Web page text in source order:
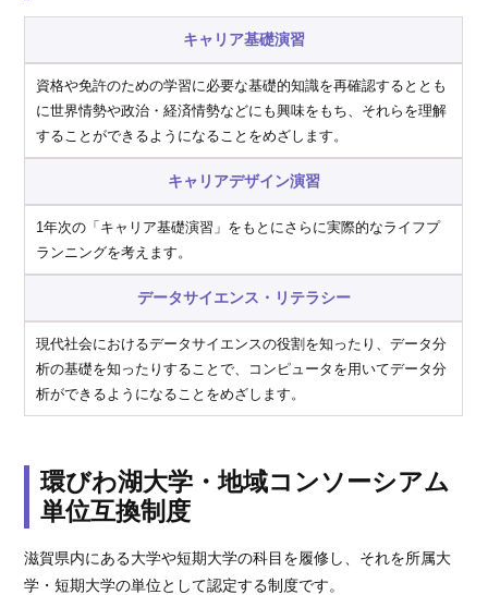
キャリア基礎演習
資格や免許のための学習に必要な基礎的知識を再確認するととも
に世界情勢や政治・経済情勢などにも興味をもち、それらを理解
することができるようになることをめざします。
キャリアデザイン演習
1年次の「キャリア基礎演習」をもとにさらに実際的なライフプ
ランニングを考えます。
データサイエンス・リテラシー
現代社会におけるデータサイエンスの役割を知ったり、データ分
析の基礎を知ったりすることで、コンピュータを用いてデータ分
析ができるようになることをめざします。
環びわ湖大学・地域コンソーシアム
単位互換制度
滋賀県内にある大学や短期大学の科目を履修し、それを所属大
学・短期大学の単位として認定する制度です。